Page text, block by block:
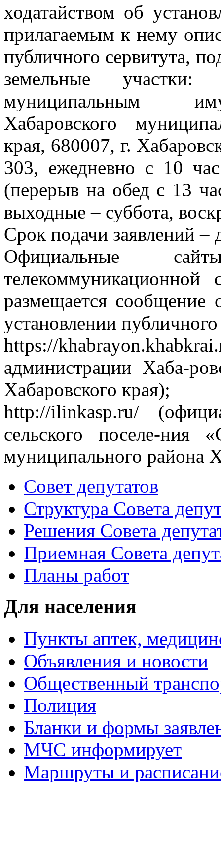
ходатайством об
прилагаемым к нему
публичного сервитута,
земельные
муниципальным
Хабаровского
края, 680007, г.
303, ежедневно с 10
(перерыв на обед с 13
выходные – суббота,
Срок подачи заявлений –
Официальные
размещается сообщение
установлении публичного
https://
администрации Хаба-
Хабаровского края);
http://ilinkasp.ru/
сельского поселе-ния
муниципального района
Совет депутатов
Структура Совета
Решения Совета
Приемная Совета
Планы работ
Для населения
Пункты аптек,
Объявления и новости
Общественный
Полиция
Бланки и формы
МЧС информирует
Маршруты и